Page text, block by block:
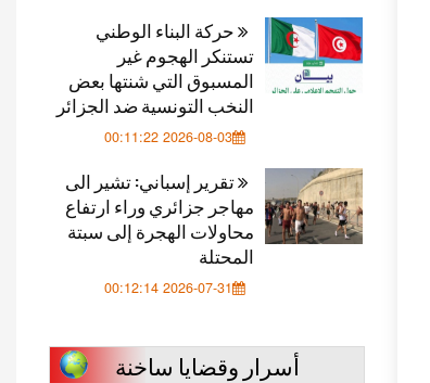
حركة البناء الوطني
تستنكر الهجوم غير
المسبوق التي شنتها بعض
النخب التونسية ضد الجزائر
2026-08-03 00:11:22
تقرير إسباني: تشير الى
مهاجر جزائري وراء ارتفاع
محاولات الهجرة إلى سبتة
المحتلة
2026-07-31 00:12:14
أسرار وقضايا ساخنة